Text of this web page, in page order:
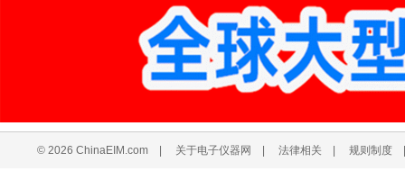
© 2026 ChinaEIM.com 关于电子仪器网 法律相关 规则制度